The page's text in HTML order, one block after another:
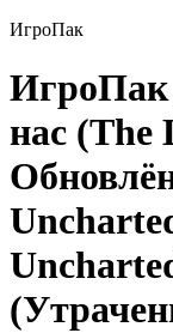
ИгроПак
ИгроПак
нас (The